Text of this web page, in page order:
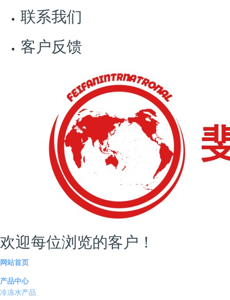
联系我们
客户反馈
欢迎每位浏览的客户！
网站首页
产品中心
冷冻水产品
升级创建体系，按照“五个一批”的要求，出台方案，完善
道。2022年，浙江省十五次党代会再次把“深化‘放心消费
这5年来，浙江用实际行动擦亮“放心消费在浙江”的金字
招牌。从彰显宋韵文化创新品牌、出台放心消费商圈创
建地方标准的杭州，到出台放心消费乡村创建标准、营
造放心消费绿水青山的湖州，到以红色示范引领、致力
于领跑“满意消费长三角”的嘉善，到探索新消费领域创
建、开展“放心直播间”“放心平台”“放心网店”创建试点的
宁波、丽水遂昌；从“放心消费在浙江”智慧监管平台
到“浙江消保在线”（消费宝）重大标志性应用，放心消费
单位全量纳入动态培育和分级分类管控，放心消费单位
实现在线抽查全覆盖，在线抽查问题发现率从初的40%
以上下降至2.88%……放心消费创建手段塑造变革，创建
对象多元丰富，创建质量显著提升，区域特色日益彰
显，处置效能规范提升。